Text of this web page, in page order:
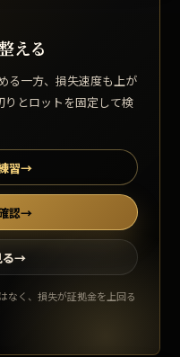
える
る一方、損失速度も上が
りとロットを固定して検
習→
認→
→
なく、損失が証拠金を上回る